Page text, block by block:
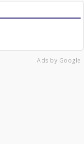
Ads by Google